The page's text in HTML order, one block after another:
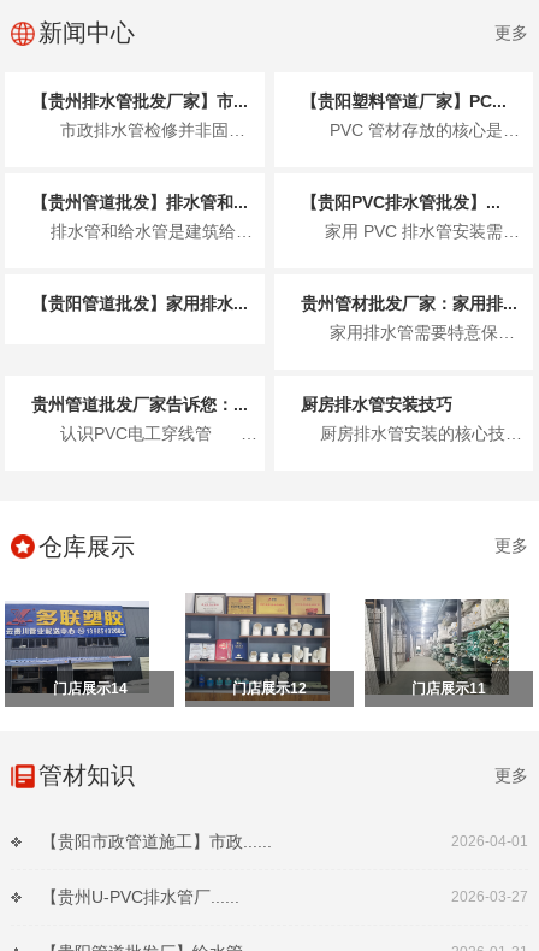
新闻中心 更多
【贵州排水管批发厂家】市...
市政排水管检修并非固定周期，而是按日常巡查、定期检测、专项清淤、全面大修分级执...
【贵阳塑料管道厂家】PC...
PVC 管材存放的核心是控温避光、防潮通风、规范堆放、远离污染、先进先出，防止...
【贵州管道批发】排水管和...
排水管和给水管是建筑给排水系统的核心管材，二者因服务场景、介质特性不同，在用途上有着明确且严...
【贵阳PVC排水管批发】...
家用 PVC 排水管安装需遵循 规范操作、防漏防堵、适配环境 三大核心原则，核心...
【贵阳管道批发】家用排水...
贵州管材批发厂家：家用排...
家用排水管需要特意保养，适当的保养可以延长排水管的使用寿命，保持排水顺畅，避免...
贵州管道批发厂家告诉您：...
认识PVC电工穿线管 首先，咱们得了...
厨房排水管安装技巧
厨房排水管安装的核心技巧包括：进行排水检查、进行管路分析、准确弹线定位、合理安装施工以及安装...
仓库展示 更多
门店展示14 门店展示12 门店展示11
管材知识 更多
【贵阳市政管道施工】市政...... 2026-04-01
【贵州U-PVC排水管厂...... 2026-03-27